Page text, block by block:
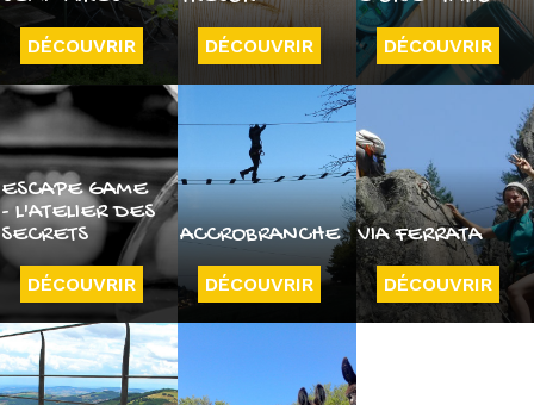
DÉCOUVRIR DÉCOUVRIR DÉCOUVRIR
ESCAPE GAME
- L'ATELIER DES
SECRETS
DÉCOUVRIR
ACCROBRANCHE
DÉCOUVRIR
VIA FERRATA
DÉCOUVRIR